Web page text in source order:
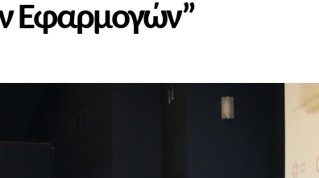
Εφαρμογών”